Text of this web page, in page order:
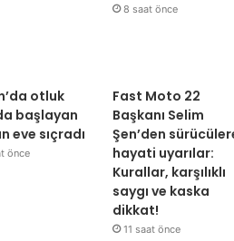
8 saat önce
otluk
başlayan
eve sıçradı
önce
Fast Moto 22
Başkanı Selim
Şen’den
hayati uyarılar:
Kurallar, karşılıklı
saygı ve kaska
dikkat!
11 saat önce